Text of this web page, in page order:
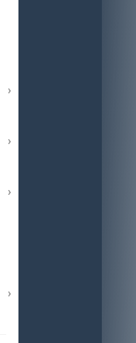
›
›
›
›